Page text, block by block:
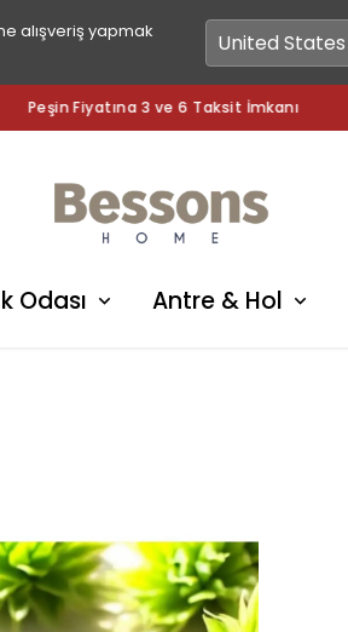
alışveriş yapmak
Peşin Fiyatına 3 ve 6 Taksit İmkanı
Odası Antre & Hol